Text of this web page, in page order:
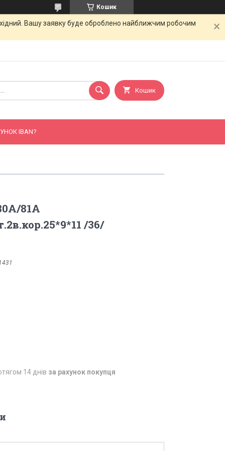
Кошик
Вашу заявку буде оброблено найближчим робочим
Кошик
IBAN?
81A
/36/
14 днів за рахунок покупця